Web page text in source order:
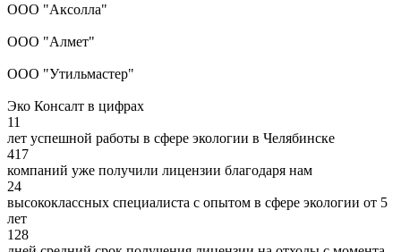
ООО "Аксолла"
ООО "Алмет"
ООО "Утильмастер"
Эко Консалт в цифрах
11
лет успешной работы в сфере экологии в Челябинске
417
компаний уже получили лицензии благодаря нам
24
высококлассных специалиста с опытом в сфере экологии от 5
лет
128